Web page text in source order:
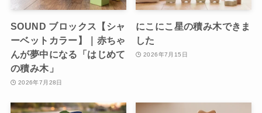
SOUND ブロックス【シャ
ーベットカラー】｜赤ちゃ
んが夢中になる「はじめて
の積み木」
2026年7月28日
にこにこ星の積み木できま
した
2026年7月15日